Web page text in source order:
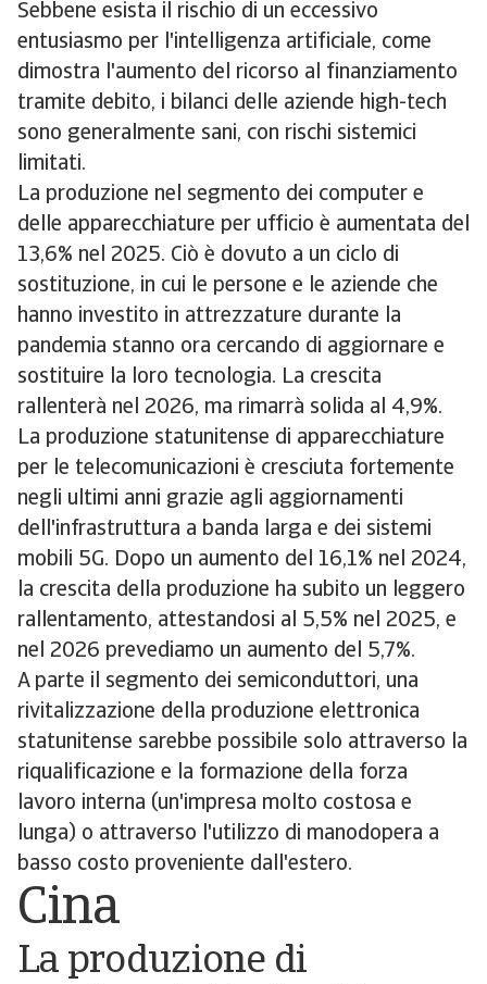
Sebbene esista il rischio di un eccessivo
entusiasmo per l'intelligenza artificiale, come
dimostra l'aumento del ricorso al finanziamento
tramite debito, i bilanci delle aziende high-tech
sono generalmente sani, con rischi sistemici
limitati.
La produzione nel segmento dei computer e
delle apparecchiature per ufficio è aumentata del
13,6% nel 2025. Ciò è dovuto a un ciclo di
sostituzione, in cui le persone e le aziende che
hanno investito in attrezzature durante la
pandemia stanno ora cercando di aggiornare e
sostituire la loro tecnologia. La crescita
rallenterà nel 2026, ma rimarrà solida al 4,9%.
La produzione statunitense di apparecchiature
per le telecomunicazioni è cresciuta fortemente
negli ultimi anni grazie agli aggiornamenti
dell'infrastruttura a banda larga e dei sistemi
mobili 5G. Dopo un aumento del 16,1% nel 2024,
la crescita della produzione ha subito un leggero
rallentamento, attestandosi al 5,5% nel 2025, e
nel 2026 prevediamo un aumento del 5,7%.
A parte il segmento dei semiconduttori, una
rivitalizzazione della produzione elettronica
statunitense sarebbe possibile solo attraverso la
riqualificazione e la formazione della forza
lavoro interna (un'impresa molto costosa e
lunga) o attraverso l'utilizzo di manodopera a
basso costo proveniente dall'estero.
Cina
La produzione di